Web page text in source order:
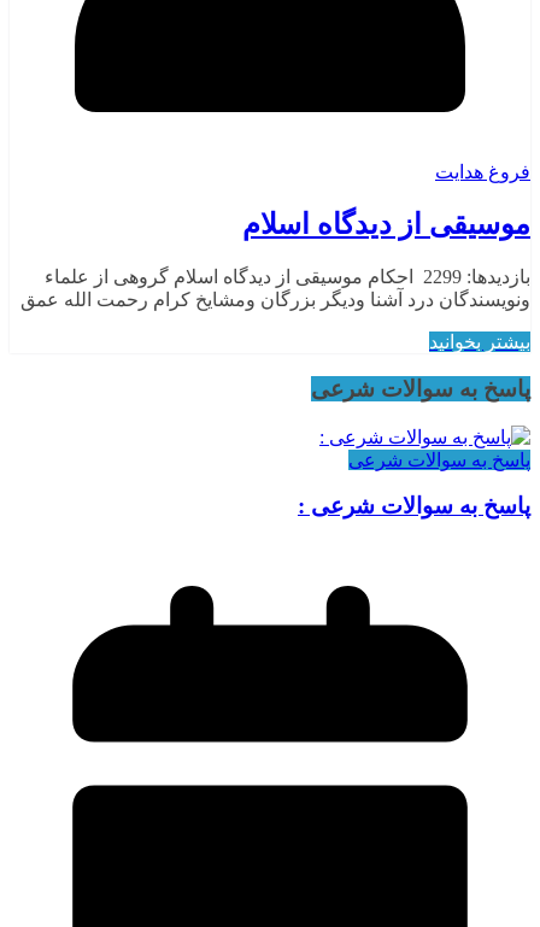
فروغ هدایت
موسیقی از دیدگاه اسلام
بازدیدها: 2299 احکام موسیقی از دیدگاه اسلام گروهی از علماء
ونویسندگان درد آشنا ودیگر بزرگان ومشایخ كرام رحمت الله عمق
بیشتر بخوانید
پاسخ به سوالات شرعی
پاسخ به سوالات شرعی
پاسخ به سوالات شرعی :